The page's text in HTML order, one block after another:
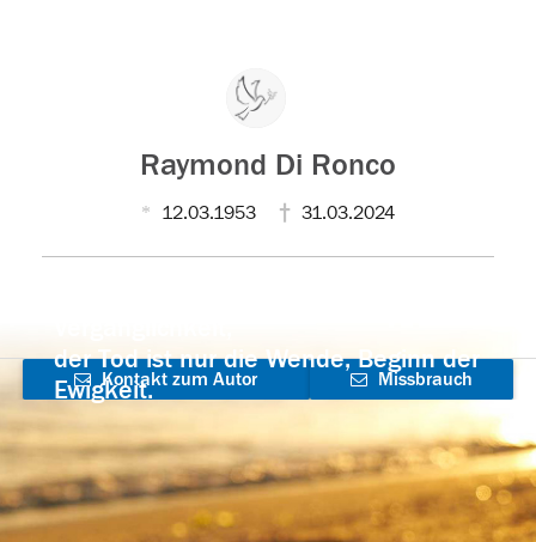
Raymond Di Ronco
12.03.1953 31.03.2024
der Tod ist nur die Wende, Beginn der
Ewigkeit.
Kontakt zum Autor
aufnehmen
Missbrauch